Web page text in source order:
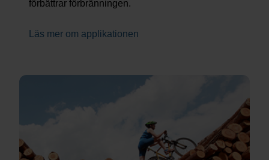
förbättrar förbränningen.
Läs mer om applikationen